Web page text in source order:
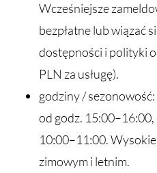
Wcześniejsze
bezpłatne lub wiązać
dostępności i polityki
PLN za usługę).
godziny /
od godz.
10:00–11:00.
zimowym i letnim.